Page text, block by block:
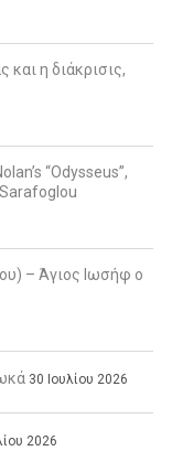
η διάκρισις,
“Odysseus”,
– Άγιος Ιωσήφ ο
30 Ιουλίου 2026
2026